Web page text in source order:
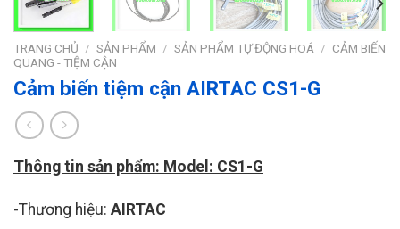
TRANG CHỦ / SẢN PHẨM / SẢN PHẨM TỰ ĐỘNG HOÁ / CẢM BIẾN
QUANG - TIỆM CẬN
Cảm biến tiệm cận AIRTAC CS1-G
Thông tin sản phẩm: Model: CS1-G
-Thương hiệu: AIRTAC